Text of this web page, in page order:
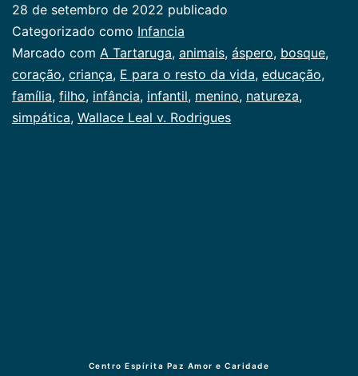
28 de setembro de 2022 publicado
Categorizado como Infancia
Marcado com A Tartaruga, animais, áspero, bosque,
coração, criança, E para o resto da vida, educação,
família, filho, infância, infantil, menino, natureza,
simpática, Wallace Leal v. Rodrigues
Centro Espírita Paz Amor e Caridade